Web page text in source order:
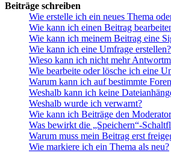
Beiträge schreiben
Wie erstelle ich ein neues Thema
Wie kann ich einen Beitrag
Wie kann ich meinem Beitrag eine
Wie kann ich eine Umfrage erstellen?
Wieso kann ich nicht mehr
Wie bearbeite oder lösche ich eine
Warum kann ich auf bestimmte
Weshalb kann ich keine
Weshalb wurde ich verwarnt?
Wie kann ich Beiträge den
Was bewirkt die „Speichern“-
Warum muss mein Beitrag erst
Wie markiere ich ein Thema als neu?